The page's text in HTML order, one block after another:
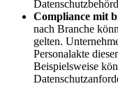
Compliance mit
nach Branche
gelten.
Personalakte
Beispielsweise